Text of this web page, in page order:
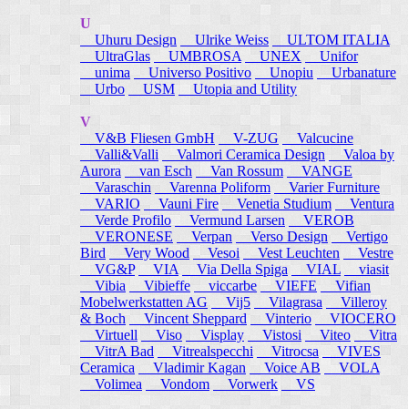
U
Uhuru Design
Ulrike Weiss
ULTOM ITALIA
UltraGlas
UMBROSA UNEX
Unifor
unima
Universo Positivo Unopiu
Urbanature
Urbo
USM Utopia and Utility
V
V&B Fliesen GmbH
V-ZUG
Valcucine
Valli&Valli
Valmori Ceramica Design
Valoa by
Aurora
van Esch Van Rossum
VANGE
Varaschin
Varenna Poliform
Varier Furniture
VARIO
Vauni Fire Venetia Studium
Ventura
Verde Profilo
Vermund Larsen
VEROB
VERONESE
Verpan Verso Design
Vertigo
Bird
Very Wood Vesoi Vest Leuchten
Vestre
VG&P
VIA Via Della Spiga VIAL
viasit
Vibia
Vibieffe viccarbe VIEFE
Vifian
Mobelwerkstatten AG
Vij5 Vilagrasa
Villeroy
& Boch
Vincent Sheppard Vinterio
VIOCERO
Virtuell
Viso Visplay Vistosi Viteo
Vitra
VitrA Bad
Vitrealspecchi Vitrocsa
VIVES
Ceramica
Vladimir Kagan Voice AB
VOLA
Volimea
Vondom Vorwerk VS